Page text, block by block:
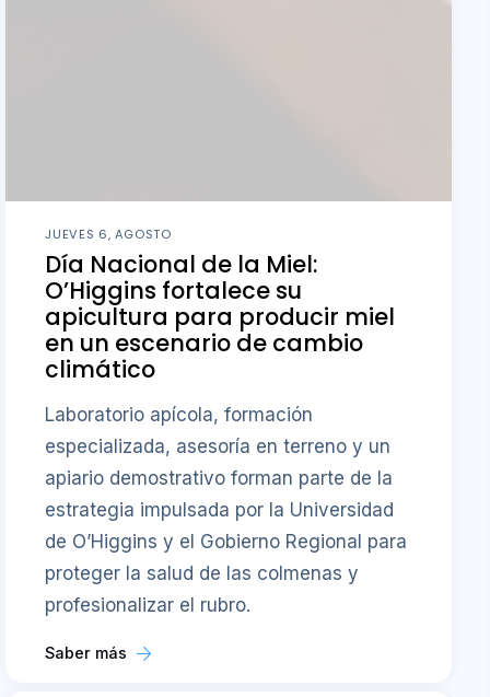
JUEVES 6, AGOSTO
Día Nacional de la Miel:
O’Higgins fortalece su
apicultura para producir miel
en un escenario de cambio
climático
Laboratorio apícola, formación
especializada, asesoría en terreno y un
apiario demostrativo forman parte de la
estrategia impulsada por la Universidad
de O’Higgins y el Gobierno Regional para
proteger la salud de las colmenas y
profesionalizar el rubro.
Saber más